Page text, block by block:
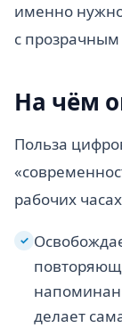
именно
с
На чём
Польза
рабочих
✓
делает